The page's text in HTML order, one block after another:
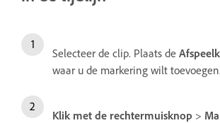
Selecteer de clip. Plaats de
waar u de markering wilt toevoegen.
Klik met de rechtermuisknop >